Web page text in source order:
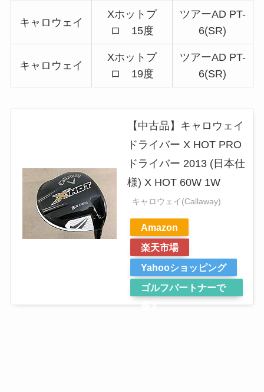
キャロウェイ
Xホットプ
ロ 15度
ツアーAD PT-
6(SR)
キャロウェイ
Xホットプ
ロ 19度
ツアーAD PT-
6(SR)
【中古品】キャロウェイ
ドライバー X HOT PRO
ドライバー 2013 (日本仕
様) X HOT 60W 1W
キャロウェイ(Callaway)
Amazon
楽天市場
Yahooショッピング
ゴルフパートナーで
探す